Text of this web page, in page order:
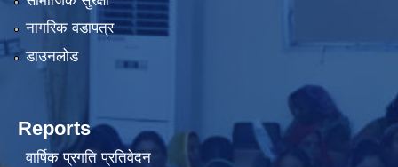
नागरिक वडापत्र
डाउनलोड
Reports
वार्षिक प्रगति प्रतिवेदन